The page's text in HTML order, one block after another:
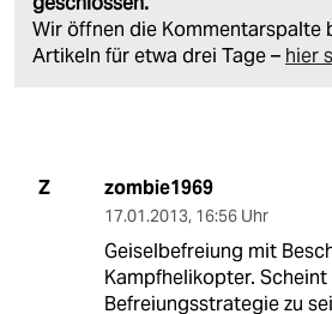
Wir öffnen die Kommentarspalte
Artikeln für etwa drei Tage – hier
Z zombie1969
17.01.2013, 16:56 Uhr
Geiselbefreiung mit
Kampfhelikopter.
Befreiungsstrategie zu